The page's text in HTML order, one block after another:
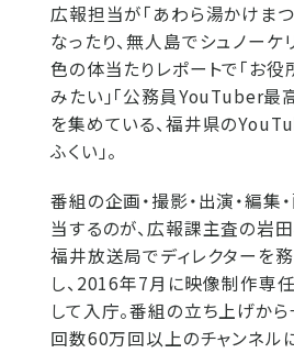
広報担当が「あわら湯かけまつ
なったり、無人島でシュノーケ
色の体当たりレポートで「お
みたい」「公務員YouTuber最高
を集めている、福井県の
ふくい」。
番組の企画・撮影・出演・編集
当するのが、広報課主査の岩
福井放送局でディレクターを
し、2016年7月に映像制作専
して入庁。番組の立ち上げか
回数60万回以上のチャンネル